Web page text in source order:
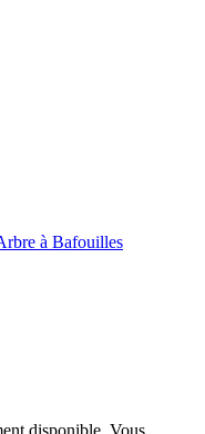
à Bafouilles